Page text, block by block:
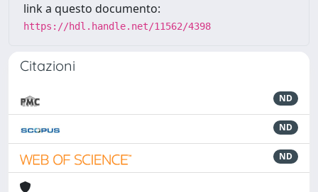
link a questo documento:
https://hdl.handle.net/11562/4398
Citazioni
ND
ND
ND